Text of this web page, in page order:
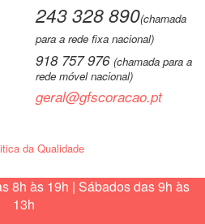
243 328 890(chamada
para a rede fixa nacional)
918 757 976 (chamada para a
rede móvel nacional)
geral@gfscoracao.pt
da Qualidade
8h às 19h | Sábados das 9h às
13h